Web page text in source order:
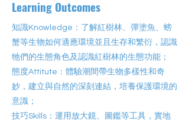
Learning Outcomes
知識Knowledge：了解紅樹林、彈塗魚、螃
蟹等生物如何適應環境並且生存和繁衍，認識
牠們的生態角色及認識紅樹林的生態功能；
態度Attitute：體驗潮間帶生物多樣性和奇
妙，建立與自然的深刻連結，培養保護環境的
意識；
技巧Skills：運用放大鏡、圖鑑等工具，實地